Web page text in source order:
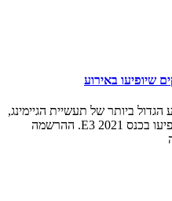
ביותר של תעשיית הגיימינג,
פורסמו רשימות המשחקים שיופיעו בכנס E3 2021. ההרשמה